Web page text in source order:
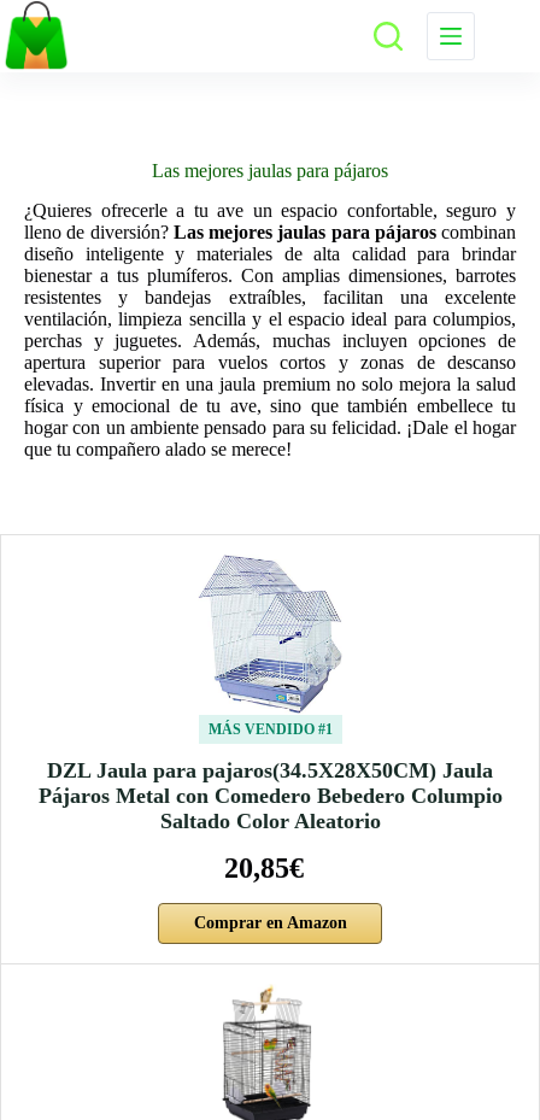
Saltar
al
contenido
Las mejores jaulas para pájaros
¿Quieres ofrecerle a tu ave un espacio confortable, seguro y
lleno de diversión? Las mejores jaulas para pájaroscombinan
diseño inteligente y materiales de alta calidad para brindar
bienestar a tus plumíferos. Con amplias dimensiones, barrotes
resistentes y bandejas extraíbles, facilitan una excelente
ventilación, limpieza sencilla y el espacio ideal para columpios,
perchas y juguetes. Además, muchas incluyen opciones de
apertura superior para vuelos cortos y zonas de descanso
elevadas. Invertir en una jaula premium no solo mejora la salud
física y emocional de tu ave, sino que también embellece tu
hogar con un ambiente pensado para su felicidad. ¡Dale el hogar
que tu compañero alado se merece!
MÁS VENDIDO #1
DZL Jaula para pajaros(34.5X28X50CM) Jaula
Pájaros Metal con Comedero Bebedero Columpio
Saltado Color Aleatorio
20,85€
Comprar en Amazon